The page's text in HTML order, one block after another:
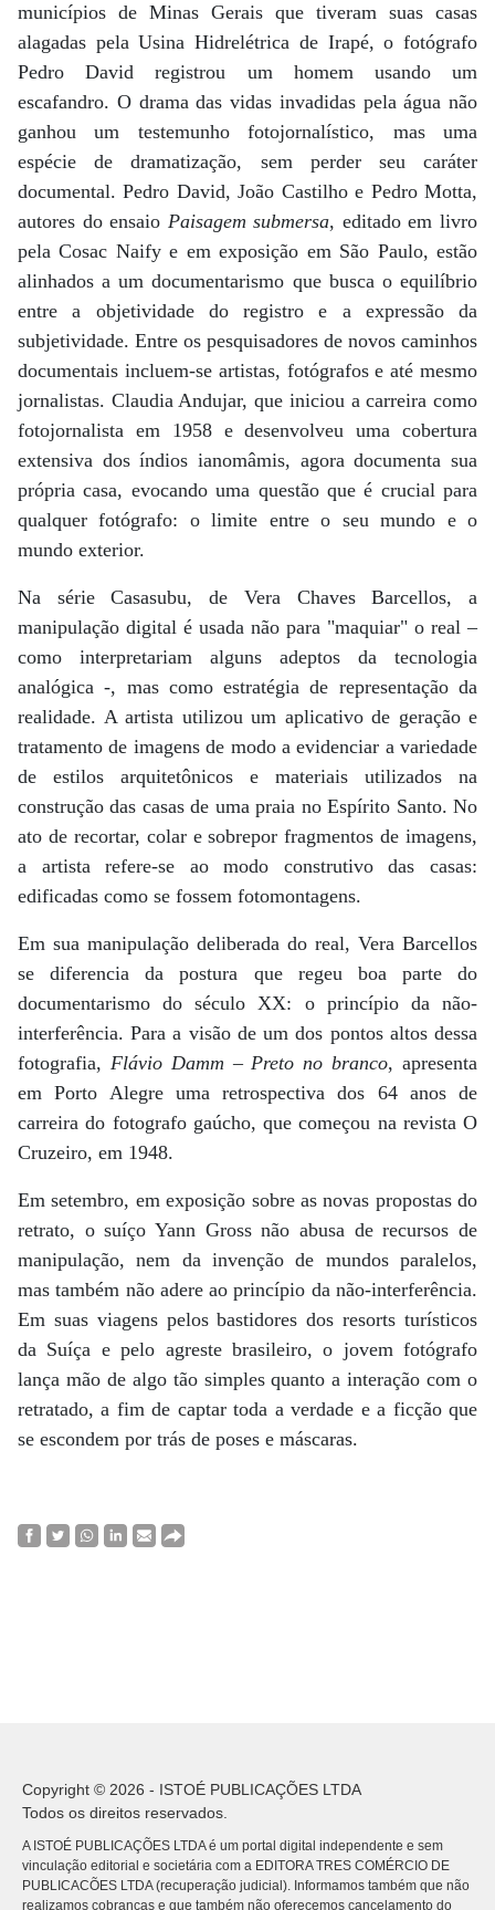
municípios de Minas Gerais que tiveram suas casas
alagadas pela Usina Hidrelétrica de Irapé, o fotógrafo
Pedro David registrou um homem usando um
escafandro. O drama das vidas invadidas pela água não
ganhou um testemunho fotojornalístico, mas uma
espécie de dramatização, sem perder seu caráter
documental. Pedro David, João Castilho e Pedro Motta,
autores do ensaio Paisagem submersa, editado em livro
pela Cosac Naify e em exposição em São Paulo, estão
alinhados a um documentarismo que busca o equilíbrio
entre a objetividade do registro e a expressão da
subjetividade. Entre os pesquisadores de novos caminhos
documentais incluem-se artistas, fotógrafos e até mesmo
jornalistas. Claudia Andujar, que iniciou a carreira como
fotojornalista em 1958 e desenvolveu uma cobertura
extensiva dos índios ianomâmis, agora documenta sua
própria casa, evocando uma questão que é crucial para
qualquer fotógrafo: o limite entre o seu mundo e o
mundo exterior.
Na série Casasubu, de Vera Chaves Barcellos, a
manipulação digital é usada não para "maquiar" o real –
como interpretariam alguns adeptos da tecnologia
analógica -, mas como estratégia de representação da
realidade. A artista utilizou um aplicativo de geração e
tratamento de imagens de modo a evidenciar a variedade
de estilos arquitetônicos e materiais utilizados na
construção das casas de uma praia no Espírito Santo. No
ato de recortar, colar e sobrepor fragmentos de imagens,
a artista refere-se ao modo construtivo das casas:
edificadas como se fossem fotomontagens.
Em sua manipulação deliberada do real, Vera Barcellos
se diferencia da postura que regeu boa parte do
documentarismo do século XX: o princípio da não-
interferência. Para a visão de um dos pontos altos dessa
fotografia, Flávio Damm – Preto no branco, apresenta
em Porto Alegre uma retrospectiva dos 64 anos de
carreira do fotografo gaúcho, que começou na revista O
Cruzeiro, em 1948.
Em setembro, em exposição sobre as novas propostas do
retrato, o suíço Yann Gross não abusa de recursos de
manipulação, nem da invenção de mundos paralelos,
mas também não adere ao princípio da não-interferência.
Em suas viagens pelos bastidores dos resorts turísticos
da Suíça e pelo agreste brasileiro, o jovem fotógrafo
lança mão de algo tão simples quanto a interação com o
retratado, a fim de captar toda a verdade e a ficção que
se escondem por trás de poses e máscaras.
Copyright © 2026 - ISTOÉ PUBLICAÇÕES LTDA
Todos os direitos reservados.
A ISTOÉ PUBLICAÇÕES LTDA é um portal digital independente e sem
vinculação editorial e societária com a EDITORA TRES COMÉRCIO DE
PUBLICACÕES LTDA (recuperação judicial). Informamos também que não
realizamos cobranças e que também não oferecemos cancelamento do